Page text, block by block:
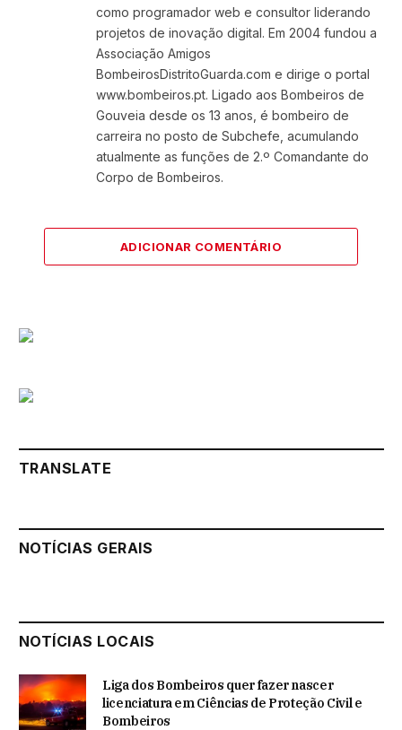
como programador web e consultor liderando
projetos de inovação digital. Em 2004 fundou a
Associação Amigos
BombeirosDistritoGuarda.com e dirige o portal
www.bombeiros.pt. Ligado aos Bombeiros de
Gouveia desde os 13 anos, é bombeiro de
carreira no posto de Subchefe, acumulando
atualmente as funções de 2.º Comandante do
Corpo de Bombeiros.
ADICIONAR COMENTÁRIO
TRANSLATE
NOTÍCIAS GERAIS
NOTÍCIAS LOCAIS
Liga dos Bombeiros quer fazer nascer
licenciatura em Ciências de Proteção Civil e
Bombeiros